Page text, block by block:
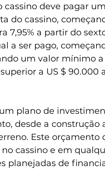
cassino deve pagar
do cassino,
7,95% a partir do
a ser pago,
um valor mínimo a
a US $ 90.000
plano de
desde a construção
Este orçamento
cassino e em
planejadas de